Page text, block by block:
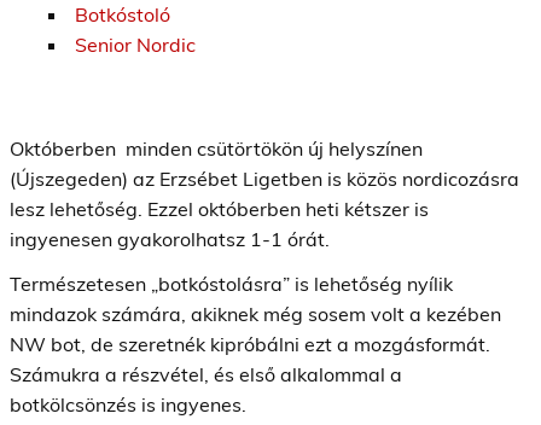
Botkóstoló
Senior Nordic
Októberben minden csütörtökön új helyszínen
(Újszegeden) az Erzsébet Ligetben is közös nordicozásra
lesz lehetőség. Ezzel októberben heti kétszer is
ingyenesen gyakorolhatsz 1-1 órát.
Természetesen „botkóstolásra” is lehetőség nyílik
mindazok számára, akiknek még sosem volt a kezében
NW bot, de szeretnék kipróbálni ezt a mozgásformát.
Számukra a részvétel, és első alkalommal a
botkölcsönzés is ingyenes.